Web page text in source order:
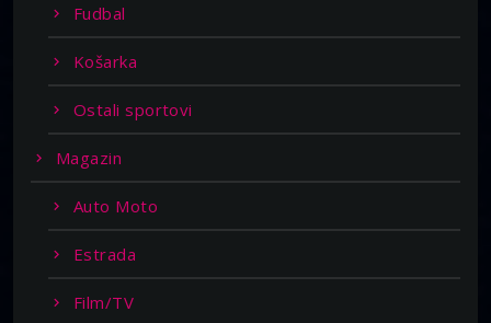
Fudbal
Košarka
Ostali sportovi
Magazin
Auto Moto
Estrada
Film/TV